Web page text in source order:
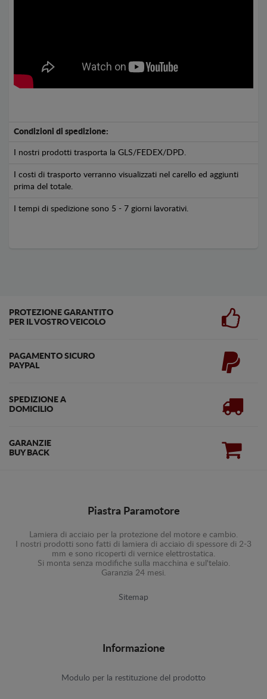
Condizioni di spedizione:
I nostri prodotti trasporta la GLS/FEDEX/DPD.
I costi di trasporto verranno visualizzati nel carello ed aggiunti
prima del totale.
I tempi di spedizione sono 5 - 7 giorni lavorativi.
PROTEZIONE GARANTITO
PER IL VOSTRO VEICOLO
PAGAMENTO SICURO
PAYPAL
SPEDIZIONE A
DOMICILIO
GARANZIE
BUY BACK
Piastra Paramotore
Lamiera di acciaio per la protezione del motore e cambio.
I nostri prodotti sono fatti di lamiera di acciaio di spessore di 2-3
mm e sono ricoperti di vernice elettrostatica.
Si monta senza modifiche sulla macchina e sul'telaio.
Garanzia 24 mesi.
Sitemap
Informazione
Modulo per la restituzione del prodotto